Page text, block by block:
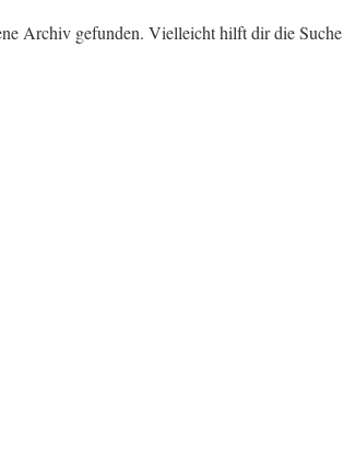
Archiv gefunden. Vielleicht hilft dir die Suche